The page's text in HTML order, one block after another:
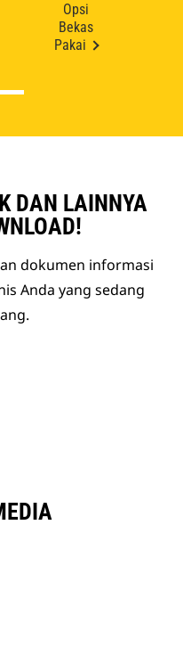
Opsi
Bekas
Pakai
DAN LAINNYA
dokumen informasi
Anda yang sedang